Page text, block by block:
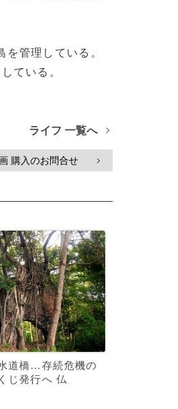
管理している。
ている。
ライフ 一覧へ >
購入のお問合せ >
道橋…存続危機の
じ発行へ 仏